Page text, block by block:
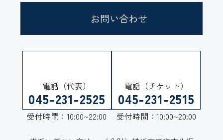
お問い合わせ
電話（代表）
045-231-2525
受付時間：10:00~22:00
電話（チケット）
045-231-2515
受付時間：10:00~20:00